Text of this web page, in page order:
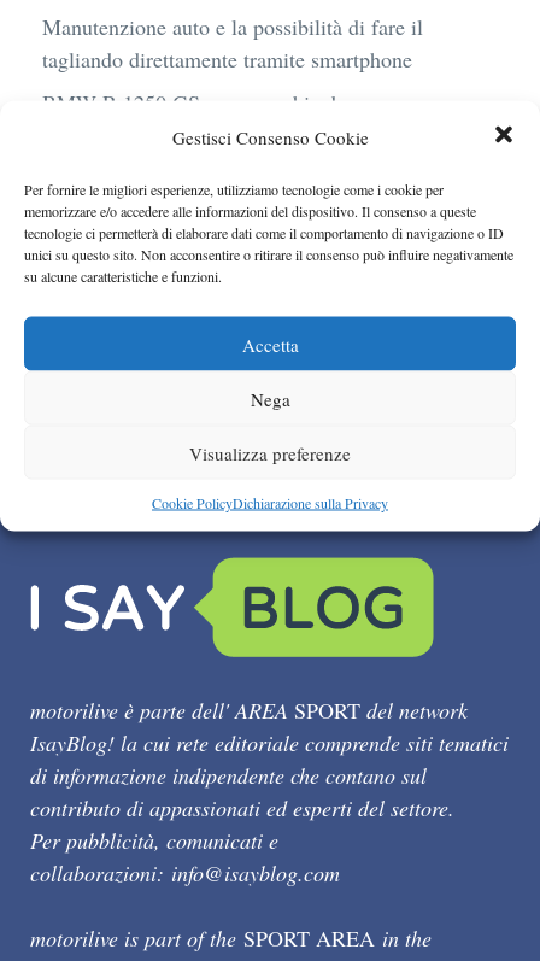
Gestisci Consenso Cookie
Per fornire le migliori esperienze, utilizziamo tecnologie come i cookie per
memorizzare e/o accedere alle informazioni del dispositivo. Il consenso a queste
tecnologie ci permetterà di elaborare dati come il comportamento di navigazione o ID
unici su questo sito. Non acconsentire o ritirare il consenso può influire negativamente
su alcune caratteristiche e funzioni.
Accetta
Nega
Visualizza preferenze
Cookie PolicyDichiarazione sulla Privacy
Manutenzione auto e la possibilità di fare il
tagliando direttamente tramite smartphone
BMW R 1250 GS: cosa cambia davvero con uno
scarico aftermarket omologato
Audi Q4 e-Tron 40 Business elettrica: mobilità
sostenibile, stile, anche con noleggio a lungo
termine
Ufficiale l’arrivo degli stop lampeggianti
obbligatori in Italia
Le caratteristiche del motore Turbo 100 di
motorilive è parte dell' AREA SPORT del network
IsayBlog! la cui rete editoriale comprende siti tematici
di informazione indipendente che contano sul
contributo di appassionati ed esperti del settore.
Per pubblicità, comunicati e
collaborazioni: info@isayblog.com
motorilive is part of the SPORT AREA in the